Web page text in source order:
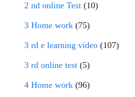
2 nd online Test (10)
3 Home work (75)
3 rd e learning video (107)
3 rd online test (5)
4 Home work (96)